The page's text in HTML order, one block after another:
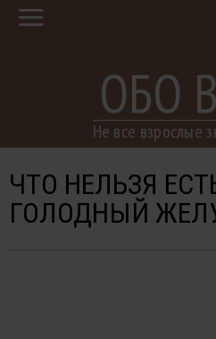
ОБО
Не все взрослые
ЧТО НЕЛЬЗЯ
ГОЛОДНЫЙ